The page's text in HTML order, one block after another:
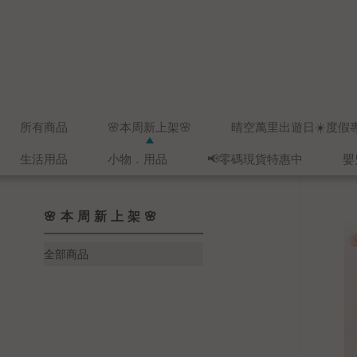
所有商品 🌸本周新上架🌸 晴空萬里出遊日☀️度假
生活用品 小物．用品 📢零碼現貨特惠中
🌸本周新上架🌸
全部商品